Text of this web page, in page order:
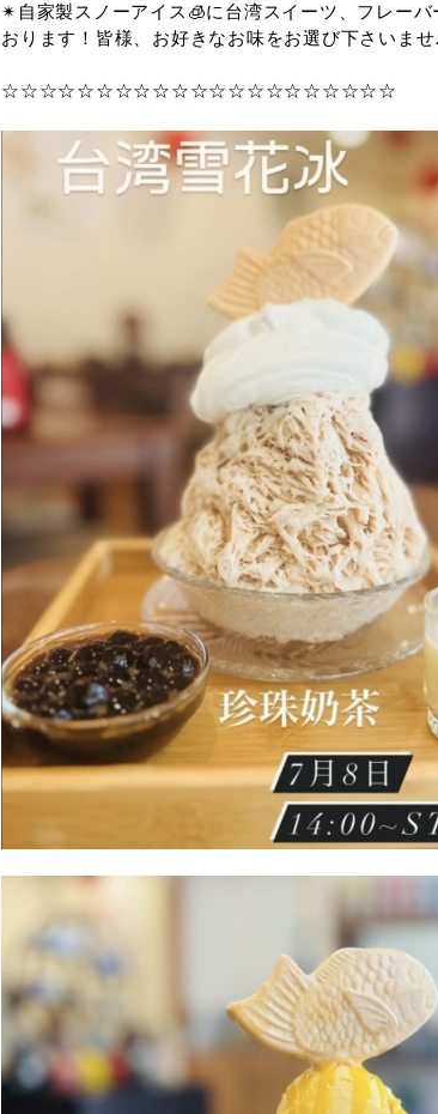
✴︎自家製スノーアイス🧊に台湾スイーツ、フレー
おります！皆様、お好きなお味をお選び下さいませ
☆☆☆☆☆☆☆☆☆☆☆☆☆☆☆☆☆☆☆☆☆